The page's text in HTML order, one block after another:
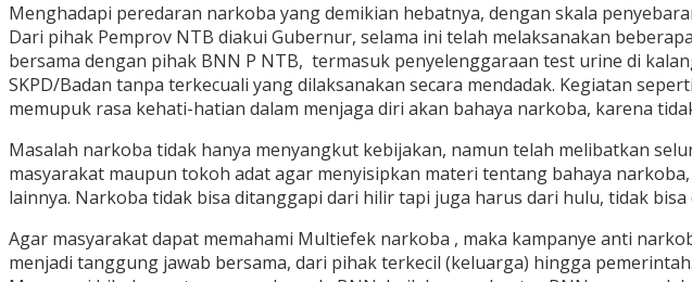
Menghadapi peredaran narkoba yang demikian hebatnya, dengan skala
Dari pihak Pemprov NTB diakui Gubernur, selama ini telah melaksanakan
bersama dengan pihak BNN P NTB, termasuk penyelenggaraan test urine di
SKPD/Badan tanpa terkecuali yang dilaksanakan secara mendadak. Kegiatan
memupuk rasa kehati-hatian dalam menjaga diri akan bahaya narkoba, karena
Masalah narkoba tidak hanya menyangkut kebijakan, namun telah melibatkan
masyarakat maupun tokoh adat agar menyisipkan materi tentang bahaya
lainnya. Narkoba tidak bisa ditanggapi dari hilir tapi juga harus dari hulu, tidak
Agar masyarakat dapat memahami Multiefek narkoba , maka kampanye anti
menjadi tanggung jawab bersama, dari pihak terkecil (keluarga) hingga pemerintah.